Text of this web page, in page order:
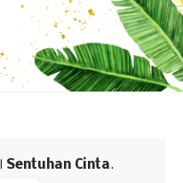
Sentuhan Cinta.